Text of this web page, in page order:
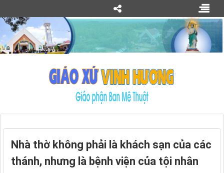
Nhà thờ không phải là khách sạn của các
thánh, nhưng là bệnh viện của tội nhân